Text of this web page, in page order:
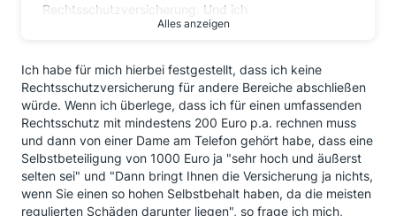
Rechtsschutzversicherung. Und ich
kann nur immer wieder darauf hinweisen, dass es
Rechtsschutzversicherung (fast) ausschließlich mit
EU und BU zu begründen.
Das individuelle Risiko der meisten BU-/EU-
Versicherten liegt deutlich
unter 10%, dass Sie irgendwann einmal vom
Leistungsfall betroffen sind.
In ca. 60% der Fälle dieser Fälle leistet der
Versicherer anstandslos
und für den Rest besorgt Ihr Euch eine
Alles anzeigen
Ich habe für mich hierbei festgestellt, dass ich keine
Rechtsschutzversicherung für andere Bereiche abschließen
würde. Wenn ich überlege, dass ich für einen umfassenden
Rechtsschutz mit mindestens 200 Euro p.a. rechnen muss
und dann von einer Dame am Telefon gehört habe, dass eine
Selbstbeteiligung von 1000 Euro ja "sehr hoch und äußerst
selten sei" und "Dann bringt Ihnen die Versicherung ja nichts,
wenn Sie einen so hohen Selbstbehalt haben, da die meisten
regulierten Schäden darunter liegen", so frage ich mich,